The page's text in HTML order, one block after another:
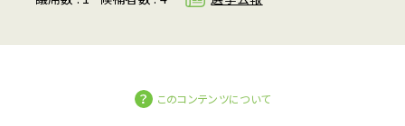
このコンテンツについて